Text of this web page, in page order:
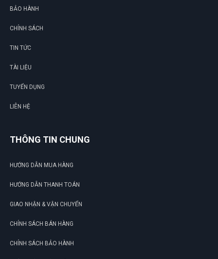
luôn
BẢO HÀNH
CHÍNH SÁCH
TIN TỨC
TÀI LIỆU
TUYỂN DỤNG
LIÊN HỆ
THÔNG TIN CHUNG
HƯỚNG DẪN MUA HÀNG
HƯỚNG DẪN THANH TOÁN
GIAO NHẬN & VẬN CHUYỂN
CHÍNH SÁCH BÁN HÀNG
CHÍNH SÁCH BẢO HÀNH